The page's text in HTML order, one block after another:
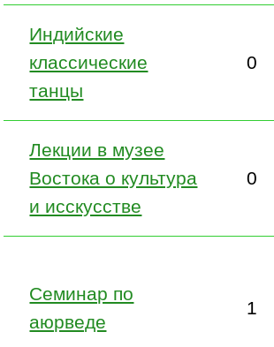
Индийские
классические
танцы
0
Лекции в музее
Востока о культура
и исскусстве
0
Семинар по
аюрведе
1